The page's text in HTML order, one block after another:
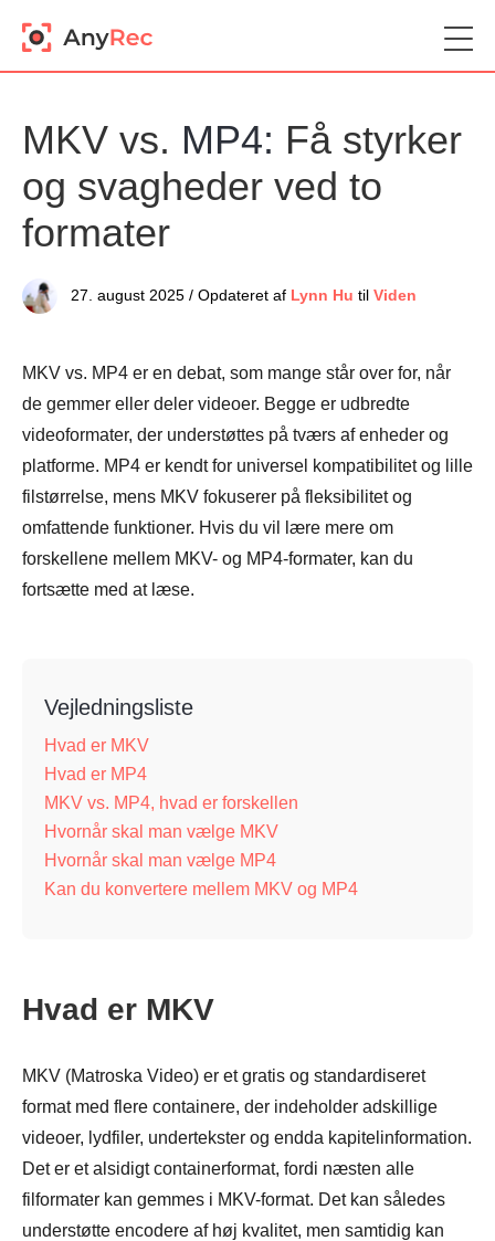
MKV vs. MP4: Få styrker
og svagheder ved to
formater
27. august 2025 / Opdateret af Lynn Hu til Viden
MKV vs. MP4 er en debat, som mange står over for, når
de gemmer eller deler videoer. Begge er udbredte
videoformater, der understøttes på tværs af enheder og
platforme. MP4 er kendt for universel kompatibilitet og lille
filstørrelse, mens MKV fokuserer på fleksibilitet og
omfattende funktioner. Hvis du vil lære mere om
forskellene mellem MKV- og MP4-formater, kan du
fortsætte med at læse.
Vejledningsliste
Hvad er MKV
Hvad er MP4
MKV vs. MP4, hvad er forskellen
Hvornår skal man vælge MKV
Hvornår skal man vælge MP4
Kan du konvertere mellem MKV og MP4
Hvad er MKV
MKV (Matroska Video) er et gratis og standardiseret
format med flere containere, der indeholder adskillige
videoer, lydfiler, undertekster og endda kapitelinformation.
Det er et alsidigt containerformat, fordi næsten alle
filformater kan gemmes i MKV-format. Det kan således
understøtte encodere af høj kvalitet, men samtidig kan